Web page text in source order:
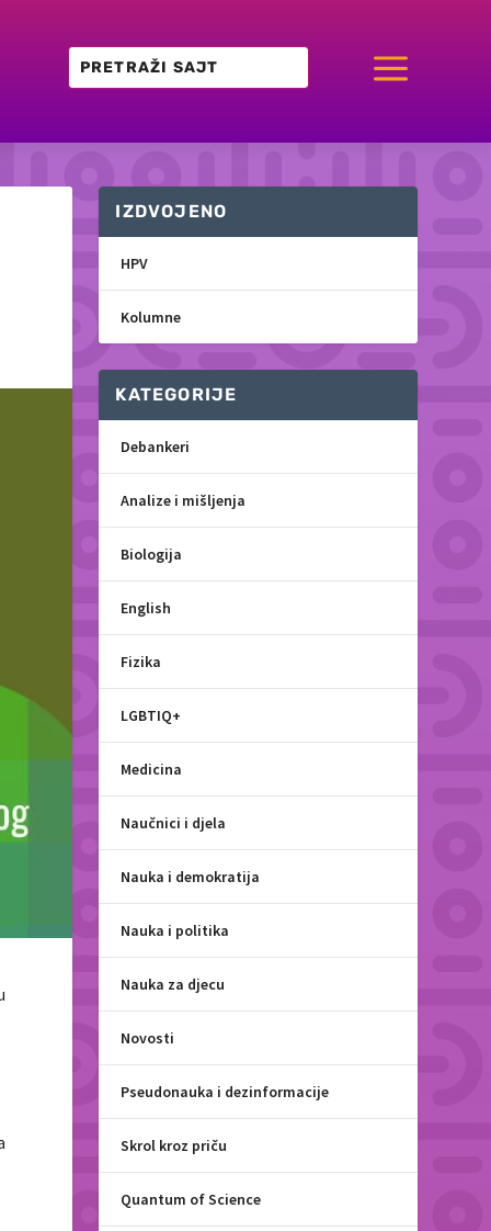
a
IZDVOJENO
HPV
Kolumne
KATEGORIJE
Debankeri
Analize i mišljenja
Biologija
English
Fizika
LGBTIQ+
Medicina
Naučnici i djela
Nauka i demokratija
Nauka i politika
Nauka za djecu
Novosti
Pseudonauka i dezinformacije
Skrol kroz priču
Quantum of Science